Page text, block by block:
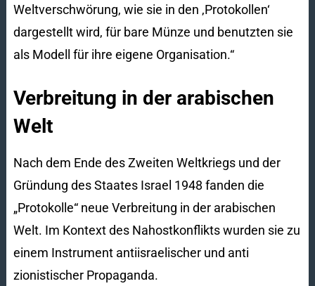
Weltverschwörung, wie sie in den ‚Protokollen‘
dargestellt wird, für bare Münze und benutzten sie
als Modell für ihre eigene Organisation.“
Verbreitung in der arabischen
Welt
Nach dem Ende des Zweiten Weltkriegs und der
Gründung des Staates Israel 1948 fanden die
„Protokolle“ neue Verbreitung in der arabischen
Welt. Im Kontext des Nahostkonflikts wurden sie zu
einem Instrument antiisraelischer und anti
zionistischer Propaganda.